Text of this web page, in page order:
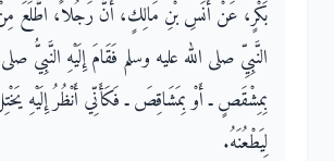
بَكْرٍ، عَنْ أَنَسِ بْنِ مَالِكٍ، أَنَّ رَجُلاً، اطَّلَعَ
النَّبِيِّ صلى الله عليه وسلم فَقَامَ إِلَيْهِ النَّبِيُّ
بِمِشْقَصٍ ـ أَوْ بِمَشَاقِصَ ـ فَكَأَنِّي أَنْظُرُ إِلَيْهِ
لِيَطْعُنَهُ‏.‏